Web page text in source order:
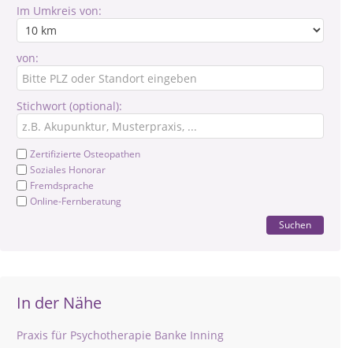
Im Umkreis von:
von:
Stichwort (optional):
Zertifizierte Osteopathen
Soziales Honorar
Fremdsprache
Online-Fernberatung
Suchen
In der Nähe
Praxis für Psychotherapie Banke Inning